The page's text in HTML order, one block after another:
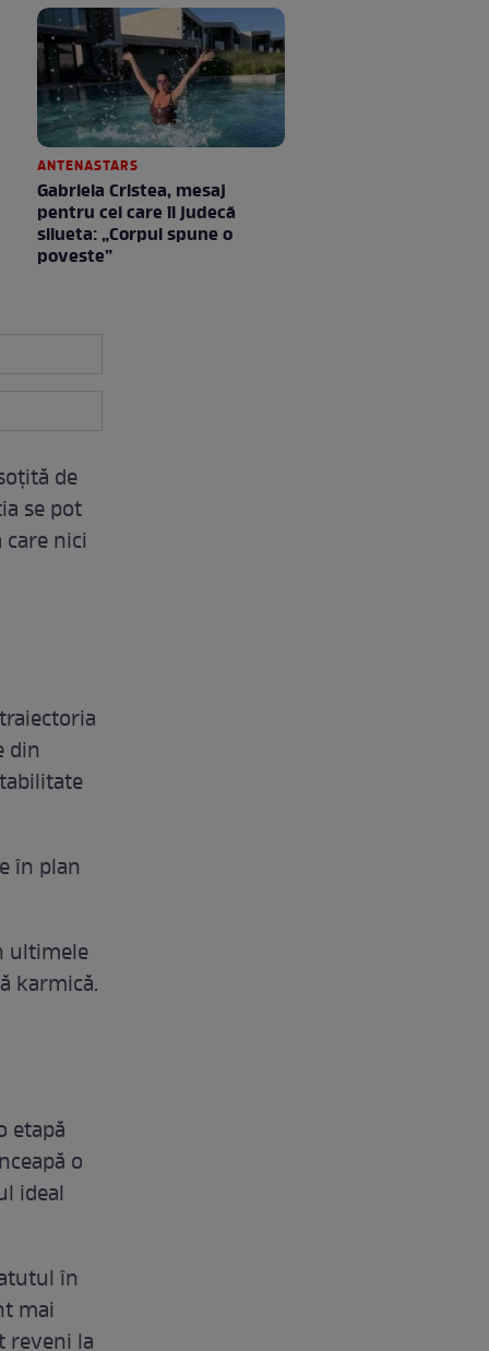
ANTENASTARS
Gabriela Cristea, mesaj
pentru cei care îi judecă
silueta: „Corpul spune o
poveste”
de
se pot
nici
din
în plan
ultimele
karmică.
etapă
o
ideal
în
mai
reveni la